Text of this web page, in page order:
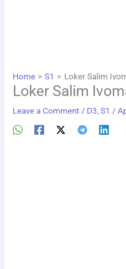
Home S1 Loker Salim
Loker Salim
Leave a Comment / D3,S1 /